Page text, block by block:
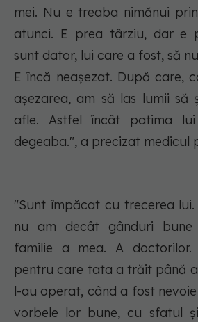
mei. Nu e treaba nimănui
atunci. E prea târziu, dar e
sunt dator, lui care a fost, să
E încă neașezat. După care,
așezarea, am să las lumii să
afle. Astfel încât patima
degeaba.", a precizat medicul
"Sunt împăcat cu trecerea
nu am decât gânduri bune
familie a mea. A
pentru care tata a trăit până
l-au operat, când a fost
vorbele lor bune, cu sfatul